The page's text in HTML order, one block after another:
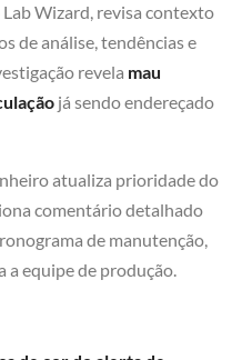
Wizard, revisa contexto
de análise, tendências e
revela mau
já sendo endereçado
atualiza prioridade do
comentário detalhado
de manutenção,
a equipe de produção.